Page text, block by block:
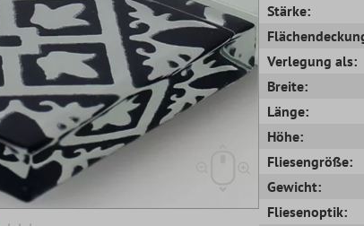
Stärke:
Verlegung als:
Breite:
Länge:
Höhe:
Fliesengröße:
Gewicht:
Fliesenoptik: